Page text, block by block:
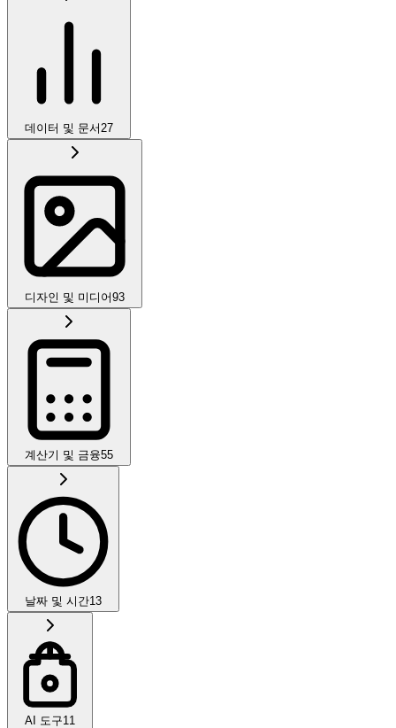
데이터 및 문서27
디자인 및 미디어93
계산기 및 금융55
날짜 및 시간13
AI 도구11